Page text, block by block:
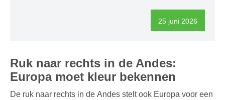
25 juni 2026
Ruk naar rechts in de Andes:
Europa moet kleur bekennen
De ruk naar rechts in de Andes stelt ook Europa voor een